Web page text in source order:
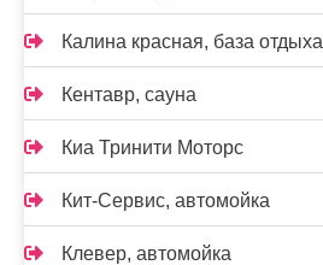
Калина красная, база отдыха
Кентавр, сауна
Киа Тринити Моторс
Кит-Сервис, автомойка
Клевер, автомойка